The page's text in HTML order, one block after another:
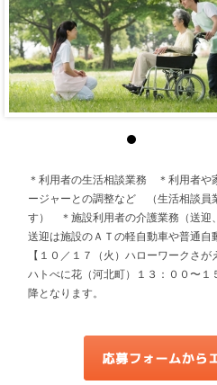
＊利用者の生活相談業務 ＊利用者
ージャーとの調整など （生活相談員
す） ＊施設利用者の介護業務（送迎
送迎は施設のＡＴの軽自動車や普通自
【１０／１７（火）ハローワーク
ハトべに花（河北町）１３：００〜
降となります。